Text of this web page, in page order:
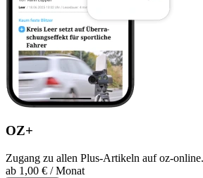
OZ+
Zugang zu allen Plus-Artikeln auf oz-
ab 1,00 € / Monat